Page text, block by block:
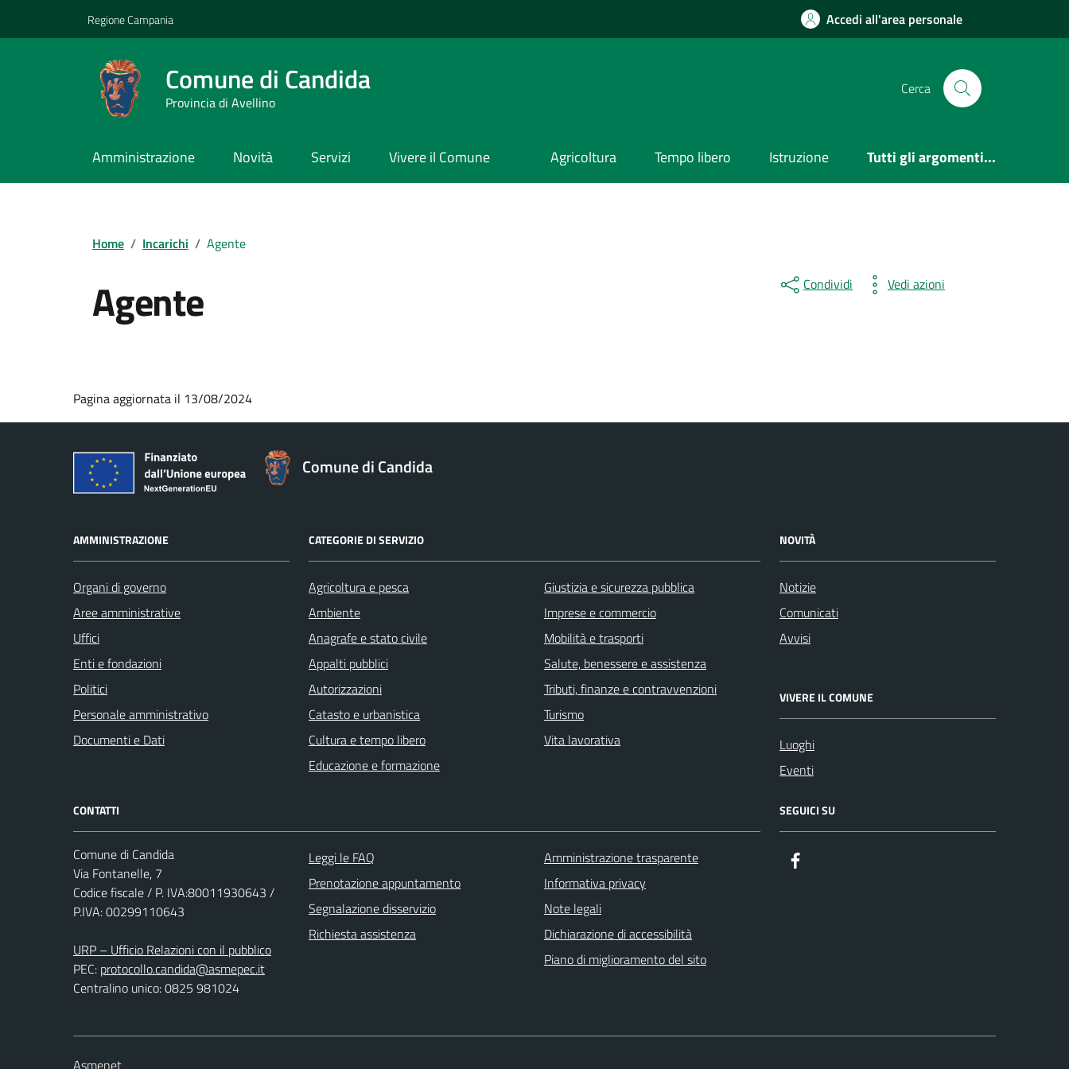
Regione Campania Accedi all'area personale
Comune di Candida
Provincia di Avellino
Cerca
Amministrazione Novità Servizi Vivere il Comune Agricoltura Tempo libero Istruzione Tutti gli argomenti...
Home / Incarichi / Agente
Agente Condividi Vedi azioni
Pagina aggiornata il 13/08/2024
Comune di Candida
AMMINISTRAZIONE
Organi di governo
Aree amministrative
Uffici
Enti e fondazioni
Politici
Personale amministrativo
Documenti e Dati
CATEGORIE DI SERVIZIO
Agricoltura e pesca
Ambiente
Anagrafe e stato civile
Appalti pubblici
Autorizzazioni
Catasto e urbanistica
Cultura e tempo libero
Educazione e formazione
Giustizia e sicurezza pubblica
Imprese e commercio
Mobilità e trasporti
Salute, benessere e assistenza
Tributi, finanze e contravvenzioni
Turismo
Vita lavorativa
NOVITÀ
Notizie
Comunicati
Avvisi
VIVERE IL COMUNE
Luoghi
Eventi
CONTATTI
Comune di Candida
Via Fontanelle, 7
Codice fiscale / P. IVA:80011930643 /
P.IVA: 00299110643
URP – Ufficio Relazioni con il pubblico
PEC: protocollo.candida@asmepec.it
Centralino unico: 0825 981024
Leggi le FAQ
Prenotazione appuntamento
Segnalazione disservizio
Richiesta assistenza
Amministrazione trasparente
Informativa privacy
Note legali
Dichiarazione di accessibilità
Piano di miglioramento del sito
SEGUICI SU
Asmenet